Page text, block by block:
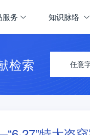
服务 知识脉络
检索 任意